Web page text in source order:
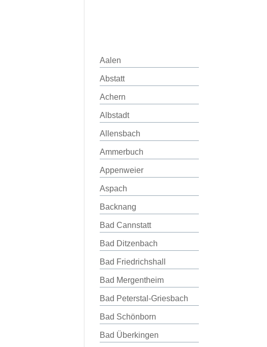
Aalen
Abstatt
Achern
Albstadt
Allensbach
Ammerbuch
Appenweier
Aspach
Backnang
Bad Cannstatt
Bad Ditzenbach
Bad Friedrichshall
Bad Mergentheim
Bad Peterstal-Griesbach
Bad Schönborn
Bad Überkingen